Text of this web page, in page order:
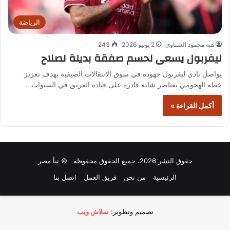
الرياضة
هبة محمود الشناوي 2 يونيو 2026 243
ليفربول يسعى لحسم صفقة بديلة لصلاح
يواصل نادي ليفربول جهوده في سوق الانتقالات الصيفية بهدف تعزيز
خطه الهجومي بعناصر شابة قادرة على قيادة الفريق في السنوات…
أكمل القراءة »
حقوق النشر 2026، جميع الحقوق محفوظة © نبأ مصر
الرئيسية
من نحن فريق العمل اتصل بنا
تصميم وتطوير: سلاش ويب